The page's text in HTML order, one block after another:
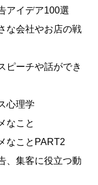
アイデア100選
な会社やお店の戦
ピーチや話ができ
心理学
なこと
なことPART2
、集客に役立つ動